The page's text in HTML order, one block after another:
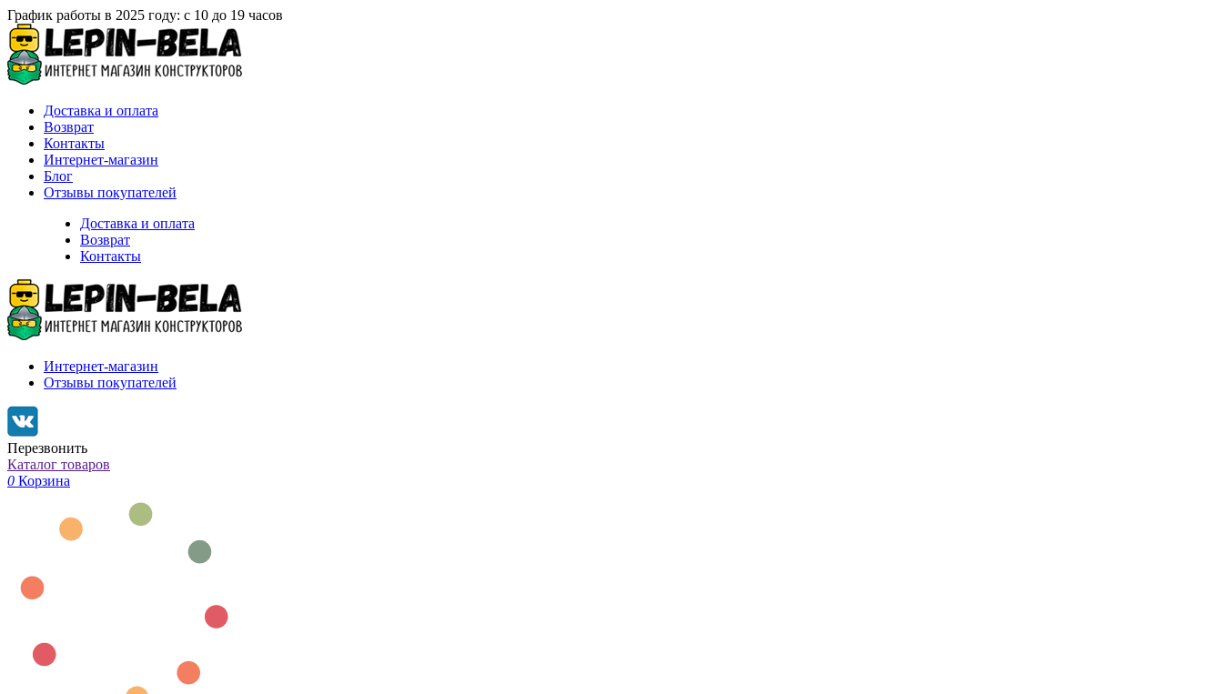
График работы в 2025 году: с 10 до 19 часов
Доставка и оплата
Возврат
Контакты
Интернет-магазин
Блог
Отзывы покупателей
Доставка и оплата
Возврат
Контакты
Интернет-магазин
Отзывы покупателей
Перезвонить
Каталог товаров
0 Корзина